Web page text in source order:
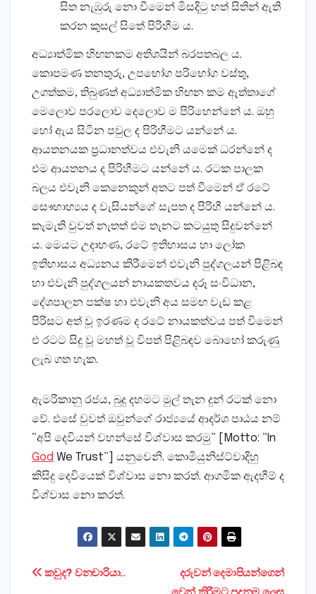
සිත නැඹුරු නො වීමෙන් මිසදිටු හත් සිතින් ඇති
කරන කුසල් සිතේ පිරිහීම ය.
අධ්‍යාත්මික හිඟනකම අතිශයින් බරපතබල ය.
කොපමණ තනතුරු, උපභෝග පරිභෝග වස්තු,
උගත්කම, තිබුණත් අධ්‍යාත්මික හිඟන කම ඇත්තාගේ
මෙලොව පරලොව දෙලොව ම පිරිහෙන්නේ ය. ඔහු
හෝ ඇය සිටින පවුල ද පිරිහීමට යන්නේ ය.
ආයතනයක ප්‍රධානත්වය එවැනි යමෙක් ධරන්නේ ද
එම ආයතනය ද පිරිහීමට යන්නේ ය. රටක පාලක
බලය එවැනි කෙනෙකුන් අතට පත් වීමෙන් ඒ රටේ
සෞභාහ්‍යය ද වැසියන්ගේ සැපත ද පිරිහී යන්නේ ය.
කැමැති වුවත් නැතත් එම තැනට කටයුතු සිදුවන්නේ
ය. මෙයට උදාහණ, රටේ ඉතිහාසය හා ලෝක
ඉතිහාසය අධ්‍යනය කිරීමෙන් එවැනි පුද්ගලයන් පිළිබඳ
හා එවැනි පුද්ගලයන් නායකතවය දරූ සංවිධාන,
දේශපාලන පක්ෂ හා එවැනි අය සමඟ වැඩ කළ
පිරිසට අත් වූ ඉරණම ද රටේ නායකත්වය පත් විමෙන්
එ රටට සිදු වූ මහත් වූ විපත් පිළිබඳව බොහෝ කරුණු
ලැබ ගත හැක.
ඇමරිකානු රජය, බුදු දහමට මුල් තැන දුන් රටක් නො
වේ. එසේ වුවත් ඔවුන්ගේ රාජ්‍යයේ ආදර්ශ පාඨය නම්
“අපි දෙවියන් වහන්සේ විශ්වාස කරමු” [Motto: “In
God We Trust”] යනුවෙනි. කොමියුනිස්ට්වාදිහු
කිසිදු දෙවියෙක් විශ්වාස නො කරත්. ආගමික ඇදහීම් ද
විශ්වාස නො කරත්.
Post
දරුවන් දෙමාපියන්ගෙන්
කවුද? වනචාරියා..